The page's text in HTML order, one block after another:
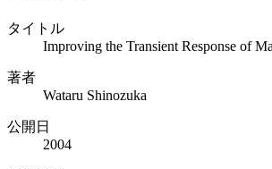
タイトル
Improving the Transient Response of
著者
Wataru Shinozuka
公開日
2004